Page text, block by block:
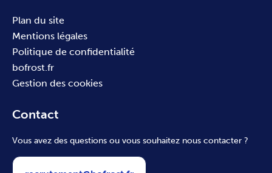
Plan du site
Mentions légales
Politique de confidentialité
bofrost.fr
Gestion des cookies
Contact
Vous avez des questions ou vous souhaitez nous contacter ?